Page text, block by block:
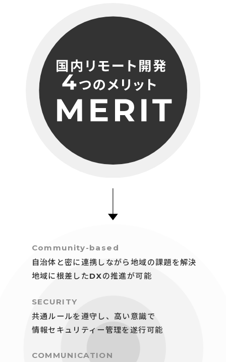
Community-based
自治体と密に連携しながら地域の課題を解決
地域に根差したDXの推進が可能
SECURITY
共通ルールを遵守し、高い意識で
情報セキュリティー管理を遂行可能
COMMUNICATION